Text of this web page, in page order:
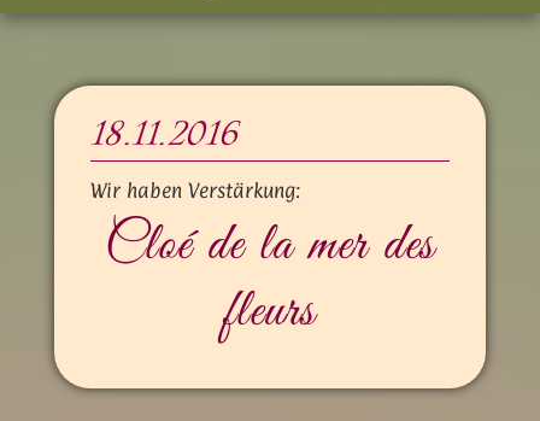
18.11.2016
Wir haben Verstärkung:
Cloé de la mer des
fleurs